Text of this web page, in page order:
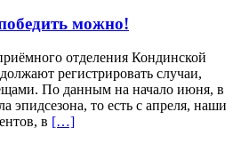
можно!
отделения Кондинской
регистрировать случаи,
По данным на начало июня, в
эпидсезона, то есть с апреля, наши
в […]